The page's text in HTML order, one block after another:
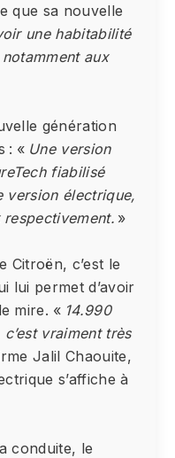
que sa nouvelle
une habitabilité
aux
génération
: « Une version
fiabilisé
version électrique,
»
Citroën, c’est le
lui permet d’avoir
mire. « 14.990
vraiment très
Jalil Chaouite,
s’affiche à
conduite, le